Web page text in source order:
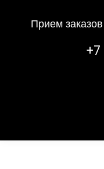
Прием
+7